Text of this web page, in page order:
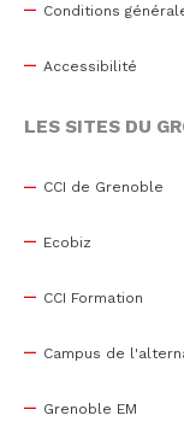
Conditions
Accessibilité
LES SITES DU
CCI de Grenoble
Ecobiz
CCI Formation
Campus de
Grenoble EM